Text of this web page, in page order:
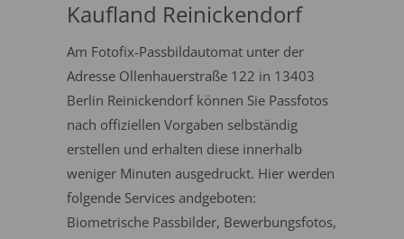
Kaufland Reinickendorf
Am Fotofix-Passbildautomat unter der
Adresse Ollenhauerstraße 122 in 13403
Berlin Reinickendorf können Sie Passfotos
nach offiziellen Vorgaben selbständig
erstellen und erhalten diese innerhalb
weniger Minuten ausgedruckt. Hier werden
folgende Services andgeboten:
Biometrische Passbilder, Bewerbungsfotos,